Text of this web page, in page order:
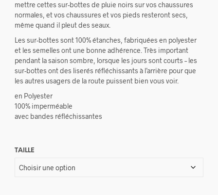
mettre cettes sur-bottes de pluie noirs sur vos chaussures
normales, et vos chaussures et vos pieds resteront secs,
même quand il pleut des seaux.
Les sur-bottes sont 100% étanches, fabriquées en polyester
et les semelles ont une bonne adhérence. Très important
pendant la saison sombre, lorsque les jours sont courts – les
sur-bottes ont des liserés réfléchissants à l’arrière pour que
les autres usagers de la route puissent bien vous voir.
en Polyester
100% imperméable
avec bandes réfléchissantes
TAILLE